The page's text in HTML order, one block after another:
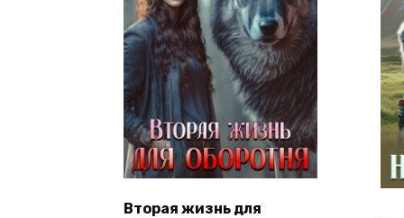
Вторая жизнь для